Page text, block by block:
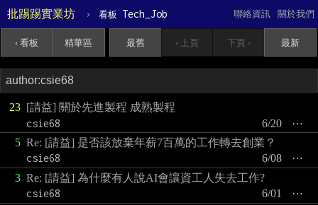
批踢踢實業坊 › 看板 Tech_Job 關於我們
聯絡資訊
‹ 看板 精華區 最舊 ‹ 上頁 下頁 › 最新
23 [請益] 關於先進製程 成熟製程
csie68
⋯
6/20
5 Re: [請益] 是否該放棄年薪7百萬的工作轉去創業？
csie68
⋯
6/08
3 Re: [請益] 為什麼有人說AI會讓資工人失去工作?
csie68
⋯
6/01